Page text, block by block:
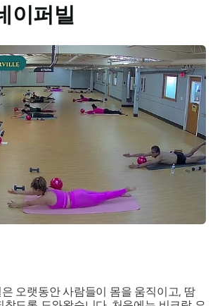
이퍼빌
오랫동안 사람들이 몸을 움직이고, 땀